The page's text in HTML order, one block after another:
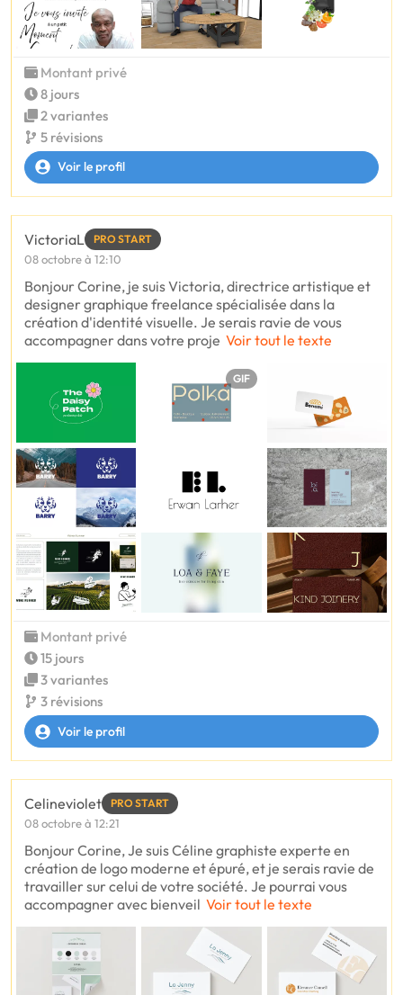
Montant privé
8 jours
2 variantes
5 révisions
Voir le profil
VictoriaL PRO START
08 octobre à 12:10
Bonjour Corine, je suis Victoria, directrice artistique et
designer graphique freelance spécialisée dans la
création d'identité visuelle. Je serais ravie de vous
accompagner dans votre proje Voir tout le texte
GIF
Montant privé
15 jours
3 variantes
3 révisions
Voir le profil
Celineviolet PRO START
08 octobre à 12:21
Bonjour Corine, Je suis Céline graphiste experte en
création de logo moderne et épuré, et je serais ravie de
travailler sur celui de votre société. Je pourrai vous
accompagner avec bienveil Voir tout le texte